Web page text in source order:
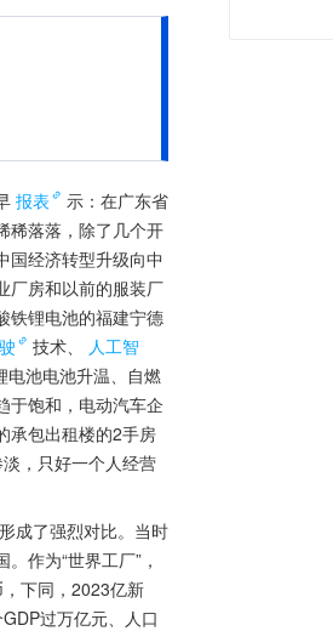
报表
示：在广东省
稀落落，除了几个开
国经济转型升级向中
厂房和以前的服装厂
铁锂电池的福建宁德
技术、
人工智
电池电池升温、自燃
于饱和，电动汽车企
承包出租楼的2手房
，只好一个人经营
成了强烈对比。当时
作为“世界工厂”，
下同，2023亿新
过万亿元、人口